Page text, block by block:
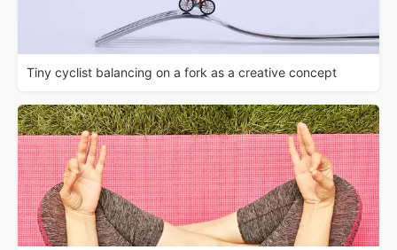
Tiny cyclist balancing on a fork as a creative concept